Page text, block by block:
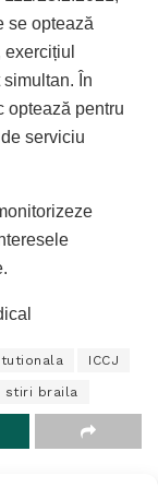
se optează
În
optează pentru
serviciu
ICCJ
stiri braila